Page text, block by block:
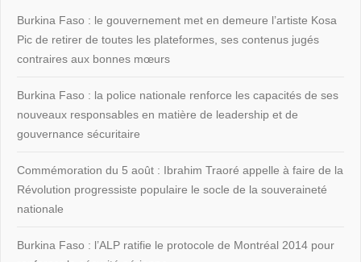
Burkina Faso : le gouvernement met en demeure l’artiste Kosa
Pic de retirer de toutes les plateformes, ses contenus jugés
contraires aux bonnes mœurs
Burkina Faso : la police nationale renforce les capacités de ses
nouveaux responsables en matière de leadership et de
gouvernance sécuritaire
Commémoration du 5 août : Ibrahim Traoré appelle à faire de la
Révolution progressiste populaire le socle de la souveraineté
nationale
Burkina Faso : l’ALP ratifie le protocole de Montréal 2014 pour